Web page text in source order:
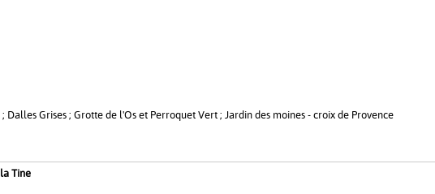
Grises ; Grotte de l'Os et Perroquet Vert ; Jardin des moines - croix de Provence
Tine